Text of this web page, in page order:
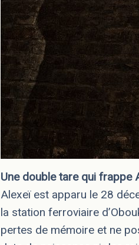
Une double tare qui frappe
Alexeï est apparu le 28
la station ferroviaire
pertes de mémoire et ne